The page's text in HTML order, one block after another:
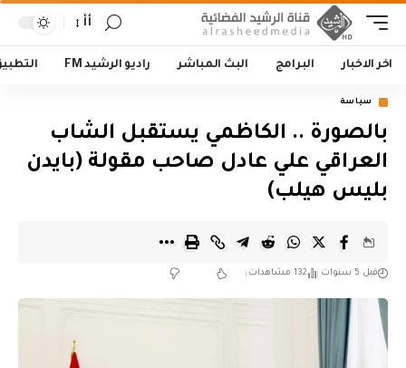
أأ
اخر الاخبار البرامج البث المباشر راديو الرشيد FM
سياسة
بالصورة .. الكاظمي يستقبل الشاب
العراقي علي عادل صاحب مقولة (بايدن
بليس هيلب)
قبل 5 سنوات 132 مشاهدات